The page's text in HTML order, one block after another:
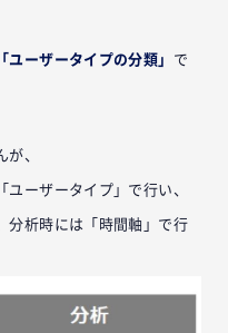
「ユーザータイプの分類」 で
が、
ユーザータイプ」で行い、
分析時には「時間軸」で行